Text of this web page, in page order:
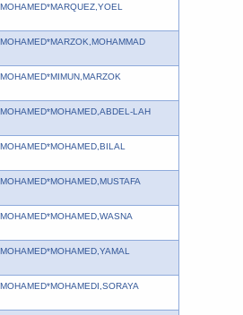
MOHAMED*MARQUEZ,YOEL
MOHAMED*MARZOK,MOHAMMAD
MOHAMED*MIMUN,MARZOK
MOHAMED*MOHAMED,ABDEL-LAH
MOHAMED*MOHAMED,BILAL
MOHAMED*MOHAMED,MUSTAFA
MOHAMED*MOHAMED,WASNA
MOHAMED*MOHAMED,YAMAL
MOHAMED*MOHAMEDI,SORAYA